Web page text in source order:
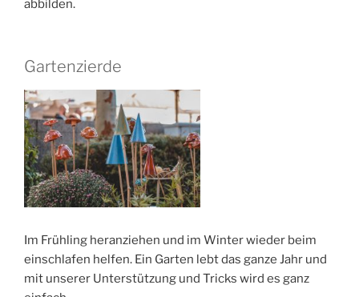
abbilden.
Gartenzierde
Im Frühling heranziehen und im Winter wieder beim
einschlafen helfen. Ein Garten lebt das ganze Jahr und
mit unserer Unterstützung und Tricks wird es ganz